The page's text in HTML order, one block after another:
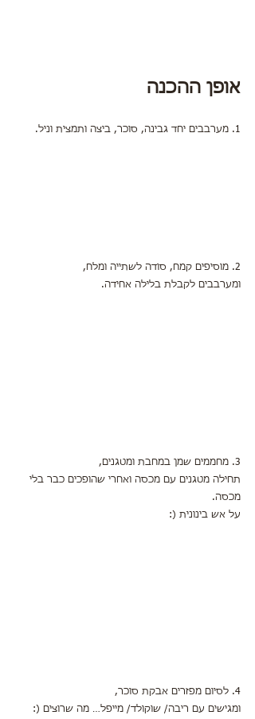
אופן ההכנה
1. מערבבים יחד גבינה, סוכר, ביצה ותמצית וניל.
2. מוסיפים קמח, סודה לשתייה ומלח,
ומערבבים לקבלת בלילה אחידה.
3. מחממים שמן במחבת ומטגנים,
תחילה מטגנים עם מכסה ואחרי שהופכים כבר בלי
מכסה.
על אש בינונית (:
4. לסיום מפזרים אבקת סוכר,
ומגישים עם ריבה/ שוקולד/ מייפל… מה שרוצים (: